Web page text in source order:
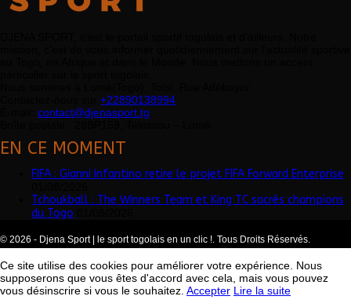
+22890138994
contact@djenasport.tg
EN CE MOMENT
FIFA : Gianni Infantino retire le projet FIFA Forward Enterprise
Tchoukball : The Winners Team et King TC sacrés champions
du Togo
© 2026 - Djena Sport | le sport togolais en un clic !. Tous Droits Réservés.
Ce site utilise des cookies pour améliorer votre expérience. Nous
supposerons que vous êtes d'accord avec cela, mais vous pouvez
vous désinscrire si vous le souhaitez. Accepter Lire la suite